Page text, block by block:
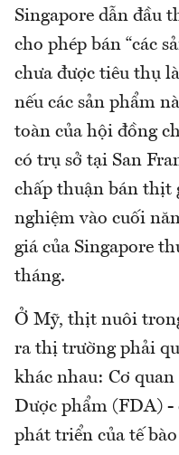
Singapore dẫn đầu
cho phép bán “các
chưa được tiêu thụ
nếu các sản phẩm
toàn của hội đồng
có trụ sở tại San
chấp thuận bán thịt
nghiệm vào cuối
giá của Singapore
tháng.
Ở Mỹ, thịt nuôi
ra thị trường phải
khác nhau: Cơ
Dược phẩm (FDA) -
phát triển của tế